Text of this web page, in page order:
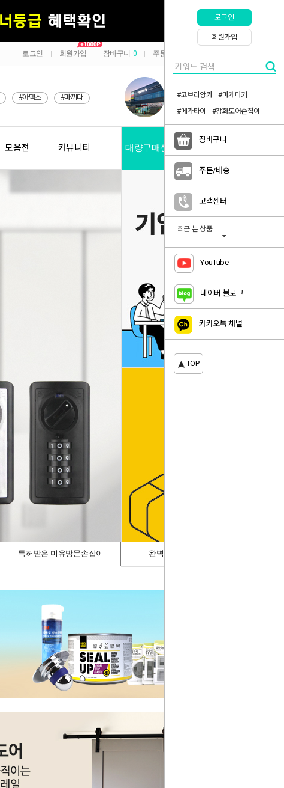
로그인 회원가입 장바구니 0 주문/배송
#아덱스 #마끼다
모음전 커뮤니티 대량구매신청
로그인
회원가입
#코브라앙카
#마케마키
#메가타이
#강화도어손잡이
장바구니
주문/배송
고객센터
최근 본 상품
YouTube
네이버 블로그
카카오톡 채널
TOP
특허받은 미유방문손잡이 완벽차단/싱크가드